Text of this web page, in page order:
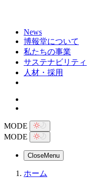
News
博報堂について
私たちの事業
サステナビリティ
人材・採用
MODE
MODE
CloseMenu
ホーム